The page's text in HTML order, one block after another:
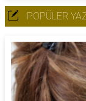
POPÜLER